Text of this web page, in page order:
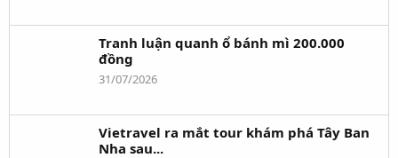
Tranh luận quanh ổ bánh mì 200.000
đồng
31/07/2026
Vietravel ra mắt tour khám phá Tây Ban
Nha sau...